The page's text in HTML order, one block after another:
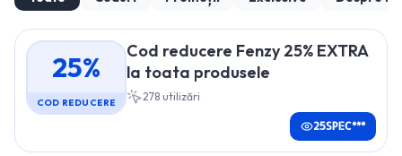
25%
COD REDUCERE
Cod reducere Fenzy 25% EXTRA
la toata produsele
278 utilizări
25SPEC***